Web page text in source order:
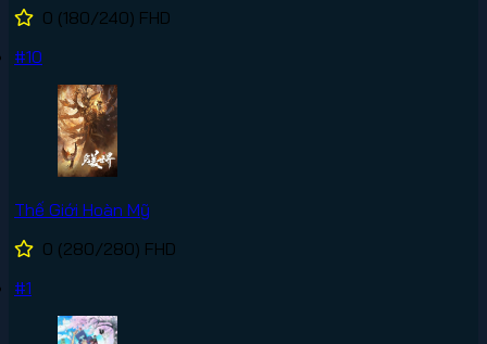
0 (180/240) FHD
#10
Thế Giới Hoàn Mỹ
0 (280/280) FHD
#1